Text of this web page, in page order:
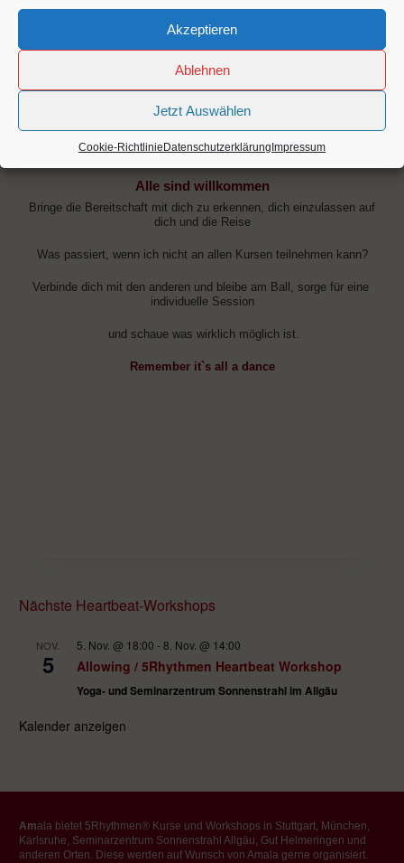
Akzeptieren
Ablehnen
Jetzt Auswählen
Cookie-Richtlinie Datenschutzerklärung Impressum
01.- 04.06.22 Emotional Intelligence – Trust & Courage /
09.- 12.11.23 Emotional Intelligence – Surrender into your Heart /
The Art of letting go
EI Neu oder Fortsetzung 24
03.- 06.10.24 Emotional Intelligence – Homecoming to yourself
Alle sind willkommen
Bringe die Bereitschaft mit dich zu erkennen, dich einzulassen auf
dich und die Reise
Was passiert, wenn ich nicht an allen Kursen teilnehmen kann?
Verbinde dich mit den anderen und bleibe am Ball, sorge für eine
individuelle Session
und schaue was wirklich möglich ist.
Remember it`s all a dance
Nächste Heartbeat-Workshops
NOV.
5
5. Nov. @ 18:00 -8. Nov. @ 14:00
Allowing / 5Rhythmen Heartbeat Workshop
Yoga- und Seminarzentrum Sonnenstrahl im Allgäu
Kalender anzeigen
Amala bietet 5Rhythmen® Kurse und Workshops in Stuttgart, München,
Karlsruhe, Seminarzentrum Sonnenstrahl Allgäu, Gut Helmeringen und
anderen Orten. Diese werden auf Wunsch von Amala gerne organisiert.